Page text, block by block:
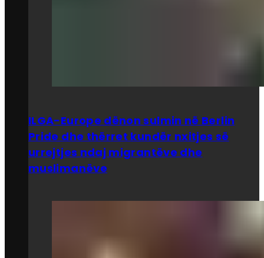
ILGA-Europe dënon sulmin në Berlin
Pride dhe thërret kundër nxitjes së
urrejtjes ndaj migrantëve dhe
muslimanëve